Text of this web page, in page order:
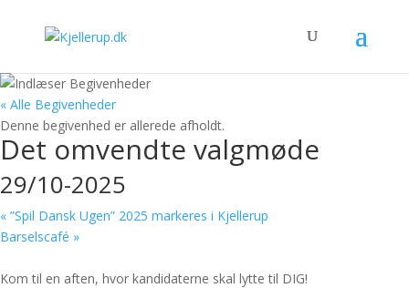
« Alle Begivenheder
Denne begivenhed er allerede afholdt.
Det omvendte valgmøde
29/10-2025
« ”Spil Dansk Ugen” 2025 markeres i Kjellerup
Barselscafé »
Kom til en aften, hvor kandidaterne skal lytte til DIG!